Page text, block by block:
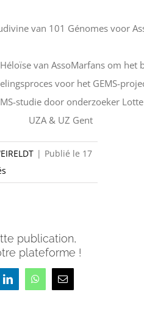
van 101 Génomes voor
van AssoMarfans om het
voor het GEMS-
studie door onderzoeker
UZA & UZ Gent
| Publié le 17
publication,
plateforme !
LinkedInWhatsAppEmail